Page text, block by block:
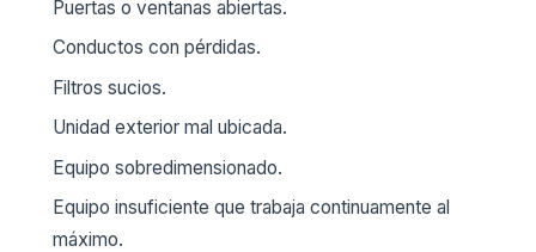
Puertas o ventanas abiertas.
Conductos con pérdidas.
Filtros sucios.
Unidad exterior mal ubicada.
Equipo sobredimensionado.
Equipo insuficiente que trabaja continuamente al
máximo.